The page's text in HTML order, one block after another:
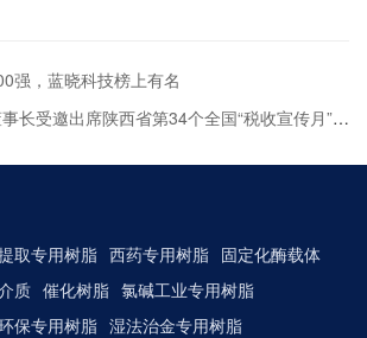
强，蓝晓科技榜上有名
下一条：蓝晓科技董事长受邀出席陕西省第34个全国“税收宣传月”启动仪式
取专用树脂 西药专用树脂 固定化酶载体
质 催化树脂 氯碱工业专用树脂
保专用树脂 湿法治金专用树脂